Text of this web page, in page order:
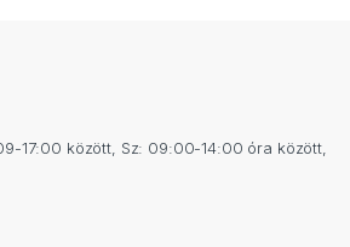
17:00 között, Sz: 09:00-14:00 óra között,